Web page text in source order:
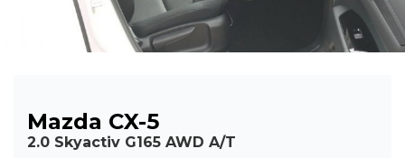
Mazda CX-5
2.0 Skyactiv G165 AWD A/T